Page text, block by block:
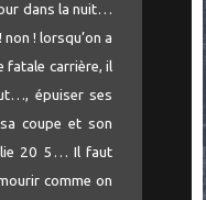
dans la nuit…
! lorsqu’on a
fatale carrière, il
épuiser ses
coupe et son
lie 20 5… Il faut
comme on